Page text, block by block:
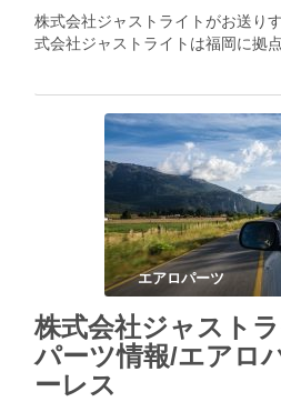
株式会社ジャストライトがお送り
式会社ジャストライトは福岡に拠
エアロパーツ
株式会社ジャスト
パーツ情報/エアロ
ーレス